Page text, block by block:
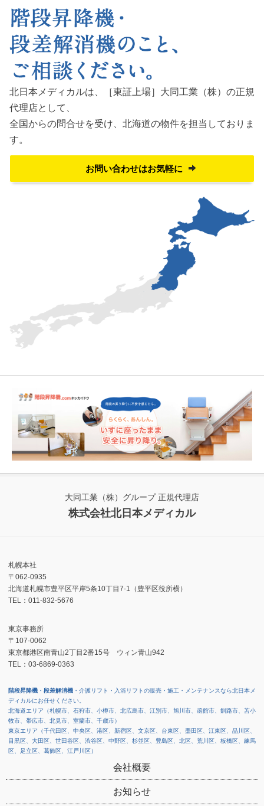
北日本メディカルは、［東証上場］大同工業（株）の正規
代理店として、
全国からの問合せを受け、 北海道の物件を担当しておりま
す。
お問い合わせはお気軽に
大同工業（株）グループ 正規代理店
株式会社北日本メディカル
札幌本社
〒062-0935
北海道札幌市豊平区平岸5条10丁目7-1（豊平区役所横）
TEL：011-832-5676
東京事務所
〒107-0062
東京都港区南青山2丁目2番15号 ウィン青山942
TEL：03-6869-0363
階段昇降機 ・ 段差解消機 ・介護リフト・入浴リフトの販売・施工・メンテナンスなら北日本メ
ディカルにお任せください。
北海道エリア（札幌市、石狩市、小樽市、北広島市、江別市、旭川市、函館市、釧路市、苫小
牧市、帯広市、北見市、室蘭市、千歳市）
東京エリア（千代田区、中央区、港区、新宿区、文京区、台東区、墨田区、江東区、品川区、
目黒区、大田区、世田谷区、渋谷区、中野区、杉並区、豊島区、北区、荒川区、板橋区、練馬
区、足立区、葛飾区、江戸川区）
会社概要
お知らせ